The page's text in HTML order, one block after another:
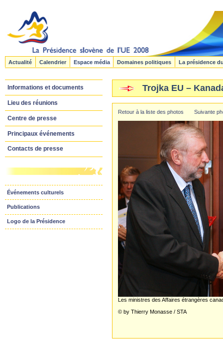
Actualité Calendrier Espace média Domaines politiques La présidence
Informations et documents
Lieu des réunions
Centre de presse
Principaux événements
Contacts de presse
Événements culturels
Publications
Logo de la Présidence
Trojka EU –
Retour à la liste des photos Suivante
Les ministres des Affaires étrangères
© by Thierry Monasse / STA